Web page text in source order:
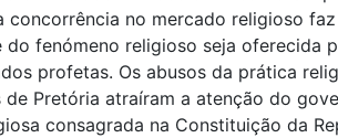
concorrência no mercado religioso
do fenómeno religioso seja oferecida
profetas. Os abusos da prática
de Pretória atraíram a atenção do
consagrada na Constituição da